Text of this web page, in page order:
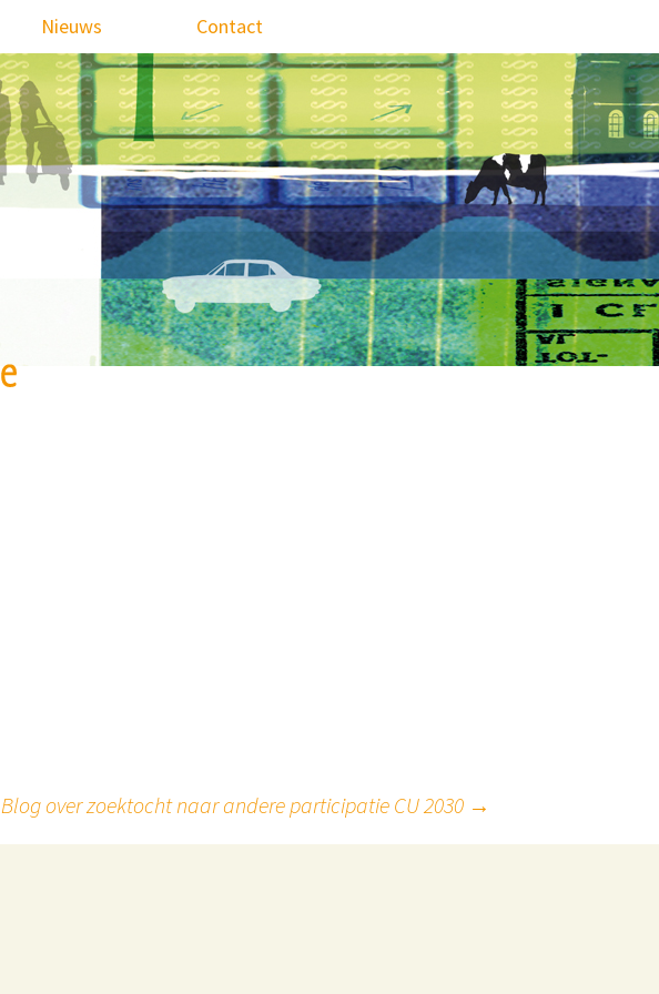
Nieuws Contact
Blog over zoektocht naar andere participatie CU 2030 →